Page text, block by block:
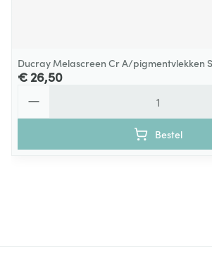
Ducray Melascreen Cr A/pigmentvlekken
€ 26,50
Bestel